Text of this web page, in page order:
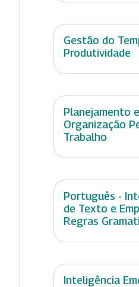
Gestão do
Produtividade
Planejamento e
Organização
Trabalho
Português -
de Texto e
Regras
Inteligência